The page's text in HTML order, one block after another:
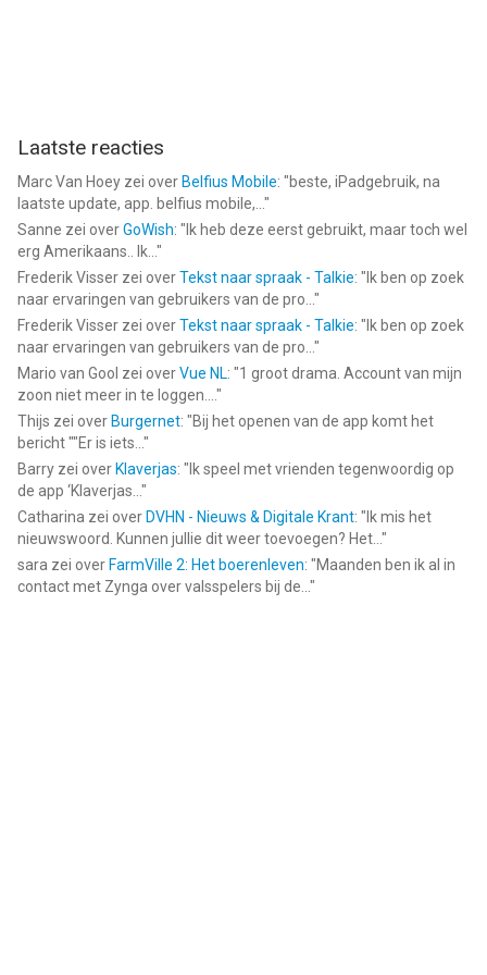
Laatste reacties
Marc Van Hoey zei over Belfius Mobile: "beste, iPadgebruik, na
laatste update, app. belfius mobile,... "
Sanne zei overGoWish: " Ik heb deze eerst gebruikt, maar toch wel
erg Amerikaans.. Ik... "
Frederik Visser zei overTekst naar spraak - Talkie: " Ik ben op zoek
naar ervaringen van gebruikers van de pro... "
Frederik Visser zei overTekst naar spraak - Talkie: " Ik ben op zoek
naar ervaringen van gebruikers van de pro... "
Mario van Gool zei overVue NL: "1 groot drama. Account van mijn
zoon niet meer in te loggen.... "
Thijs zei over Burgernet: "Bij het openen van de app komt het
bericht ""Er is iets... "
Barry zei over Klaverjas: " Ik speel met vrienden tegenwoordig op
de app ‘Klaverjas... "
Catharina zei over DVHN - Nieuws & Digitale Krant: " Ik mis het
nieuwswoord. Kunnen jullie dit weer toevoegen? Het... "
sara zei over FarmVille 2: Het boerenleven: "Maanden ben ik al in
contact met Zynga over valsspelers bij de... "